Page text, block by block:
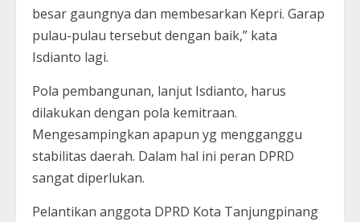
besar gaungnya dan membesarkan Kepri. Garap
pulau-pulau tersebut dengan baik,” kata
Isdianto lagi.
Pola pembangunan, lanjut Isdianto, harus
dilakukan dengan pola kemitraan.
Mengesampingkan apapun yg mengganggu
stabilitas daerah. Dalam hal ini peran DPRD
sangat diperlukan.
Pelantikan anggota DPRD Kota Tanjungpinang